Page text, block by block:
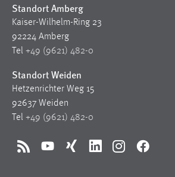
Standort Amberg
Kaiser-Wilhelm-Ring 23
92224 Amberg
Tel +49 (9621) 482-0
Standort Weiden
Hetzenrichter Weg 15
92637 Weiden
Tel +49 (9621) 482-0
RSS YouTubeXing LinkedInInstagramFacebook